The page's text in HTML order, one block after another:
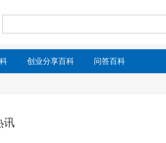
创业分享百科 问答百科
讯